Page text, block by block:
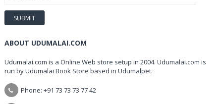
ABOUT UDUMALAI.COM
Udumalai.com is a Online Web store setup in 2004. Udumalai.com is
run by Udumalai Book Store based in Udumalpet.
Phone: +91 73 73 73 77 42